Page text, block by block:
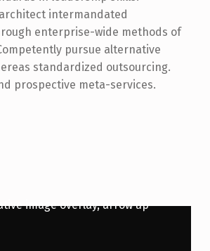
intermandated
enterprise-wide methods of
pursue alternative
standardized outsourcing.
prospective meta-services.